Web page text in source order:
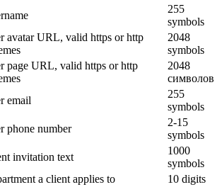
255
symbols
avatar URL, valid https or http
2048
symbols
page URL, valid https or http
2048
символов
email
255
symbols
phone number
2-15
symbols
invitation text
1000
symbols
a client applies to
10 digits